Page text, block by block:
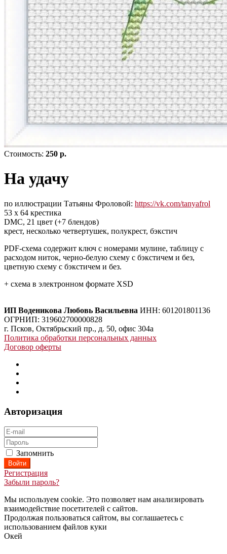
Стоимость: 250 р.
На удачу
по иллюстрации Татьяны Фроловой: https://vk.com/tanyafrol
53 х 64 крестика
DMC, 21 цвет (+7 блендов)
крест, несколько четвертушек, полукрест, бэкстич
PDF-схема содержит ключ с номерами мулине, таблицу с
расходом ниток, черно-белую схему с бэкстичем и без,
цветную схему с бэкстичем и без.
+ схема в электронном формате XSD
ИП Воденикова Любовь Васильевна ИНН: 601201801136
ОГРНИП: 319602700000828
г. Псков, Октябрьский пр., д. 50, офис 304а
Политика обработки персональных данных
Договор оферты
Авторизация
Запомнить
Регистрация
Забыли пароль?
Мы используем cookie. Это позволяет нам анализировать
взаимодействие посетителей с сайтов.
Продолжая пользоваться сайтом, вы соглашаетесь с
использованием файлов куки
Окей